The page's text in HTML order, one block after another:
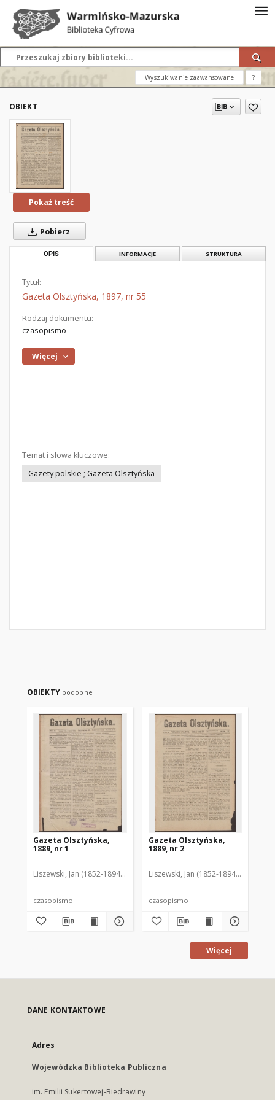
Wyszukiwanie zaawansowane ?
OBIEKT
Pokaż treść
Pobierz
OPIS INFORMACJE STRUKTURA
Tytuł:
Gazeta Olsztyńska, 1897, nr 55
Rodzaj dokumentu:
czasopismo
Więcej
Temat i słowa kluczowe:
Gazety polskie ; Gazeta Olsztyńska
OBIEKTY podobne
Gazeta Olsztyńska,
1889, nr 1
Liszewski, Jan (1852-1894). Red.
czasopismo
Gazeta Olsztyńska,
1889, nr 2
Liszewski, Jan (1852-1894). Red.
czasopismo
Więcej
DANE KONTAKTOWE
Adres
Wojewódzka Biblioteka Publiczna
im. Emilii Sukertowej-Biedrawiny